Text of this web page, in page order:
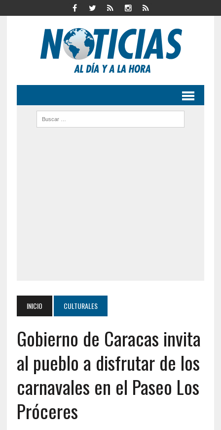
INICIO CULTURALES
Gobierno de Caracas invita
al pueblo a disfrutar de los
carnavales en el Paseo Los
Próceres